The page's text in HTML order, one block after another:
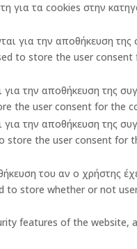
για τα cookies στην
για την αποθήκευση
to store the user
την αποθήκευση της
the user consent for the
την αποθήκευση της
store the user consent for
του αν ο χρήστης
to store whether or not
features of the website,